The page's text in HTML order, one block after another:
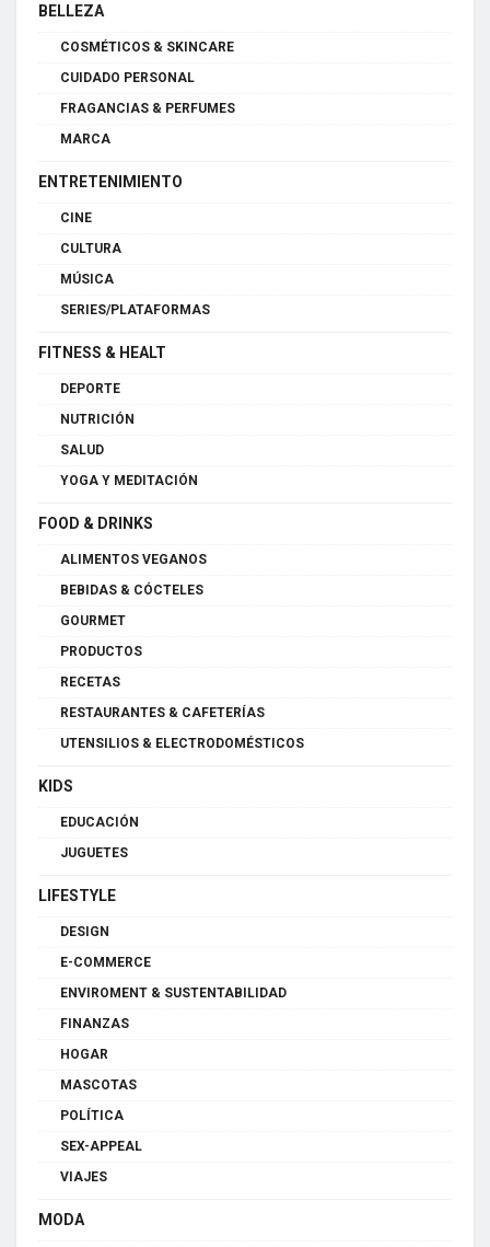
BELLEZA
COSMÉTICOS & SKINCARE
CUIDADO PERSONAL
FRAGANCIAS & PERFUMES
MARCA
ENTRETENIMIENTO
CINE
CULTURA
MÚSICA
SERIES/PLATAFORMAS
FITNESS & HEALT
DEPORTE
NUTRICIÓN
SALUD
YOGA Y MEDITACIÓN
FOOD & DRINKS
ALIMENTOS VEGANOS
BEBIDAS & CÓCTELES
GOURMET
PRODUCTOS
RECETAS
RESTAURANTES & CAFETERÍAS
UTENSILIOS & ELECTRODOMÉSTICOS
KIDS
EDUCACIÓN
JUGUETES
LIFESTYLE
DESIGN
E-COMMERCE
ENVIROMENT & SUSTENTABILIDAD
FINANZAS
HOGAR
MASCOTAS
POLÍTICA
SEX-APPEAL
VIAJES
MODA